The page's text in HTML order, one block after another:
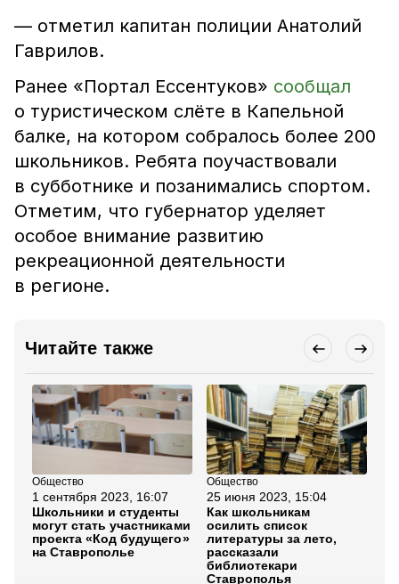
— отметил капитан полиции Анатолий
Гаврилов.
Ранее «Портал Ессентуков» сообщал
о туристическом слёте в Капельной
балке, на котором собралось более 200
школьников. Ребята поучаствовали
в субботнике и позанимались спортом.
Отметим, что губернатор уделяет
особое внимание развитию
рекреационной деятельности
в регионе.
Читайте также
Общество
1 сентября 2023, 16:07
Школьники и студенты
могут стать участниками
проекта «Код будущего»
на Ставрополье
Общество
25 июня 2023, 15:04
Как школьникам
осилить список
литературы за лето,
рассказали
библиотекари
Ставрополья